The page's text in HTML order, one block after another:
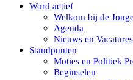
Word actief
Welkom bij de
Agenda
Nieuws en Vacatures
Standpunten
Moties en Politiek
Beginselen